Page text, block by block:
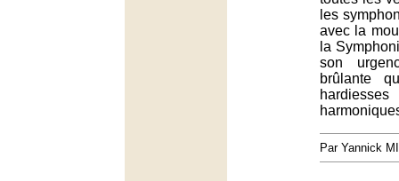
les
avec la
la
son
brûlante
Par Yannick